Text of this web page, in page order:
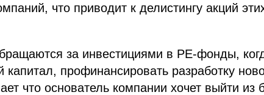
что приводит к делистингу акций
за инвестициями в PE-фонды,
капитал, профинансировать разработку
что основатель компании хочет выйти из